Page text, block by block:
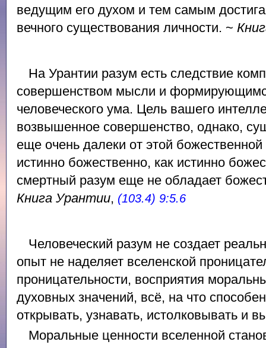
ведущим его духом и тем самым
вечного существования личности. ~
На Урантии разум есть следствие
совершенством мысли и
человеческого ума. Цель вашего
возвышенное совершенство, однако,
еще очень далеки от этой
истинно божественно, как истинно
смертный разум еще не обладает
Книга Урантии, (103.4) 9:5.6
Человеческий разум не создает
опыт не наделяет вселенской
проницательности, восприятия
духовных значений, всё, на что
открывать, узнавать, истолковывать и
Моральные ценности вселенной